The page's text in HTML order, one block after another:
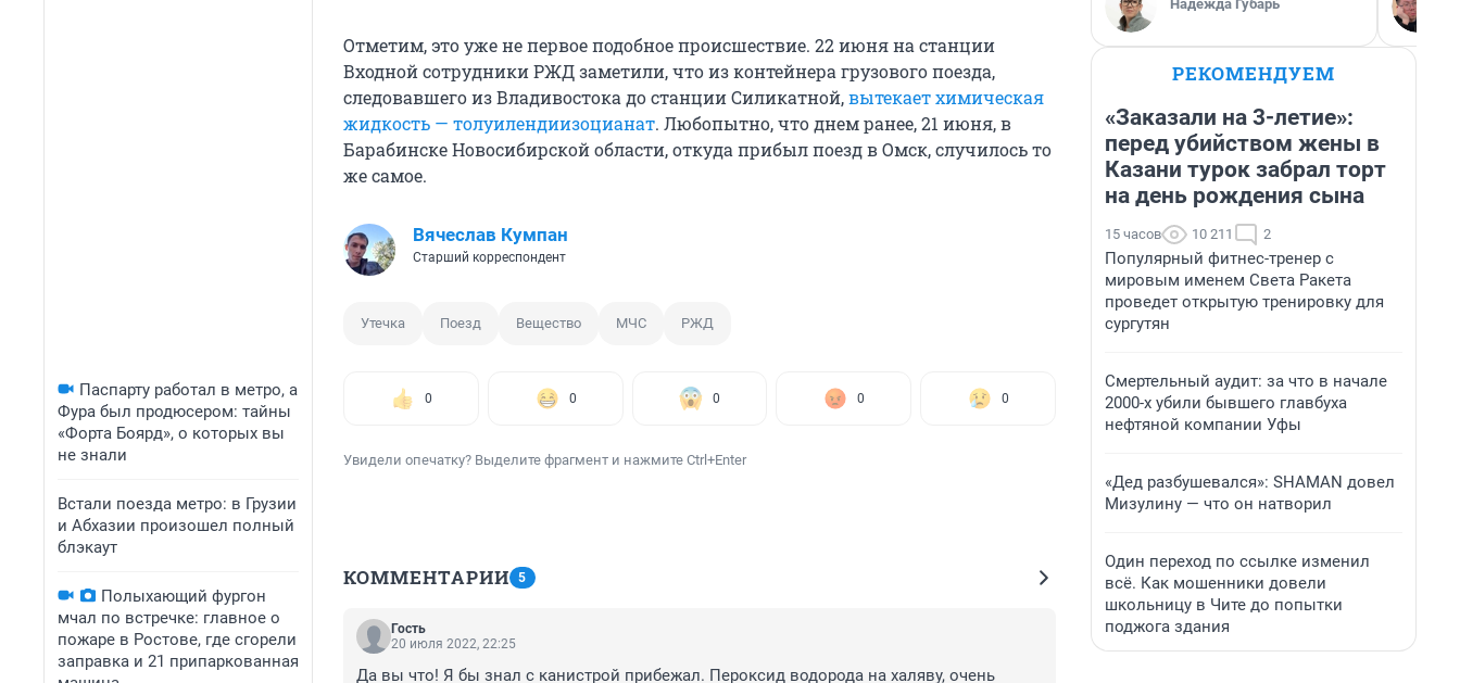
Паспарту работал в метро, а
Фура был продюсером: тайны
«Форта Боярд», о которых вы
не знали
Встали поезда метро: в Грузии
и Абхазии произошел полный
блэкаут
Полыхающий фургон
мчал по встречке: главное о
пожаре в Ростове, где сгорели
заправка и 21 припаркованная
Отметим, это уже не первое подобное происшествие. 22 июня на станции
Входной сотрудники РЖД заметили, что из контейнера грузового поезда,
следовавшего из Владивостока до станции Силикатной,вытекает химическая
жидкость — толуилендиизоцианат. Любопытно, что днем ранее, 21 июня, в
Барабинске Новосибирской области, откуда прибыл поезд в Омск, случилось то
же самое.
Вячеслав Кумпан
Старший корреспондент
Утечка Поезд Вещество МЧС РЖД
0 0 0 0 0
Увидели опечатку? Выделите фрагмент и нажмите Ctrl+Enter
КОММЕНТАРИИ 5
Гость
20 июля 2022, 22:25
Да вы что! Я бы знал с канистрой прибежал. Пероксид водорода на халяву, очень
Надежда Губарь
РЕКОМЕНДУЕМ
«Заказали на 3-летие»:
перед убийством жены в
Казани турок забрал торт
на день рождения сына
15 часов 10 211 2
Популярный фитнес-тренер с
мировым именем Света Ракета
проведет открытую тренировку для
сургутян
Смертельный аудит: за что в начале
2000-х убили бывшего главбуха
нефтяной компании Уфы
«Дед разбушевался»: SHAMAN довел
Мизулину — что он натворил
Один переход по ссылке изменил
всё. Как мошенники довели
школьницу в Чите до попытки
поджога здания